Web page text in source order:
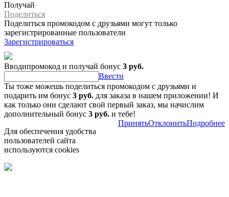
Получай
Поделиться
Поделиться промокодом с друзьями могут только
зарегистрированные пользователи
Зарегистрироваться
Вводипромокод и получай бонус 3 руб.
Ввести
Ты тоже можешь поделиться промокодом с друзьями и
подарить им бонус 3 руб. для заказа в нашем приложении! И
как только они сделают свой первый заказ, мы начислим
дополнительный бонус 3 руб. и тебе!
Для обеспечения удобства
пользователей сайта
используются cookies
ПринятьОтклонитьПодробнее